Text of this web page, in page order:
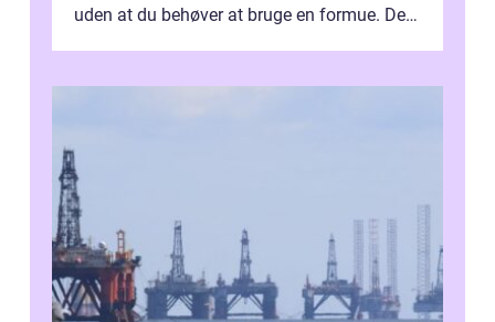
uden at du behøver at bruge en formue. Det